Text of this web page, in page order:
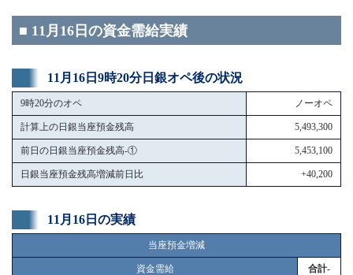
■ 11月16日の資金需給実績
11月16日9時20分日銀オペ後の状況
9時20分のオペ ノーオペ
計算上の日銀当座預金残高 5,493,300
前日の日銀当座預金残高-① 5,453,100
日銀当座預金残高増減前日比 +40,200
11月16日の実績
当座預金増減
資金需給
合計-